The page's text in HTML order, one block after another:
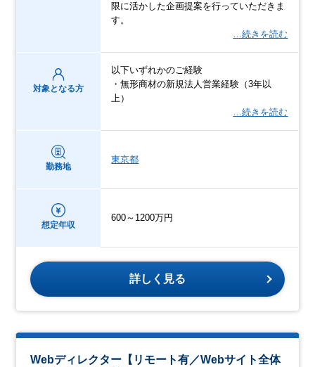
限に活かした企画提案を行っていただきま
す。
…続きを読む
対象となる方
以下いずれかのご経験
・無形商材の新規法人営業経験（3年以
上）
…続きを読む
勤務地
東京都
想定年収
600～1200万円
詳しく見る
Webディレクター【リモート有／Webサイト全体